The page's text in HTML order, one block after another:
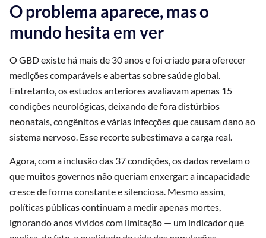
O problema aparece, mas o
mundo hesita em ver
O GBD existe há mais de 30 anos e foi criado para oferecer
medições comparáveis e abertas sobre saúde global.
Entretanto, os estudos anteriores avaliavam apenas 15
condições neurológicas, deixando de fora distúrbios
neonatais, congênitos e várias infecções que causam dano ao
sistema nervoso. Esse recorte subestimava a carga real.
Agora, com a inclusão das 37 condições, os dados revelam o
que muitos governos não queriam enxergar: a incapacidade
cresce de forma constante e silenciosa. Mesmo assim,
políticas públicas continuam a medir apenas mortes,
ignorando anos vividos com limitação — um indicador que